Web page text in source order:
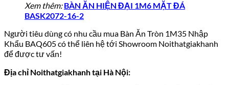
Xem thêm:BÀN ĂN HIỆN ĐẠI 1M6 MẶT ĐÁ
BASK2072-16-2
Người tiêu dùng có nhu cầu mua Bàn Ăn Tròn 1M35 Nhập
Khẩu BAQ605 có thể liên hệ tới Showroom Noithatgiakhanh
để được tư vấn!
Địa chỉ Noithatgiakhanh tại Hà Nội: